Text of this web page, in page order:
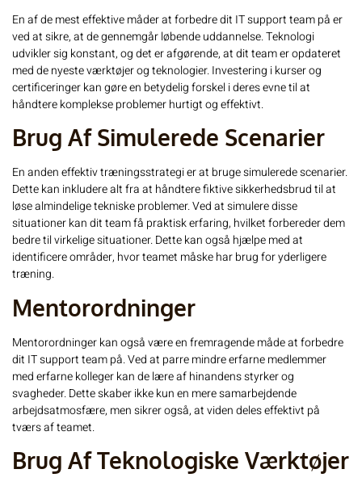
En af de mest effektive måder at forbedre dit IT support team på er
ved at sikre, at de gennemgår løbende uddannelse. Teknologi
udvikler sig konstant, og det er afgørende, at dit team er opdateret
med de nyeste værktøjer og teknologier. Investering i kurser og
certificeringer kan gøre en betydelig forskel i deres evne til at
håndtere komplekse problemer hurtigt og effektivt.
Brug Af Simulerede Scenarier
En anden effektiv træningsstrategi er at bruge simulerede scenarier.
Dette kan inkludere alt fra at håndtere fiktive sikkerhedsbrud til at
løse almindelige tekniske problemer. Ved at simulere disse
situationer kan dit team få praktisk erfaring, hvilket forbereder dem
bedre til virkelige situationer. Dette kan også hjælpe med at
identificere områder, hvor teamet måske har brug for yderligere
træning.
Mentorordninger
Mentorordninger kan også være en fremragende måde at forbedre
dit IT support team på. Ved at parre mindre erfarne medlemmer
med erfarne kolleger kan de lære af hinandens styrker og
svagheder. Dette skaber ikke kun en mere samarbejdende
arbejdsatmosfære, men sikrer også, at viden deles effektivt på
tværs af teamet.
Brug Af Teknologiske Værktøjer